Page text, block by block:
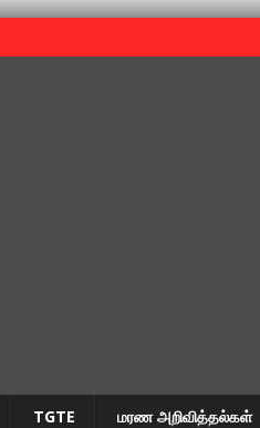
TGTE மரண அறிவித்தல்கள்